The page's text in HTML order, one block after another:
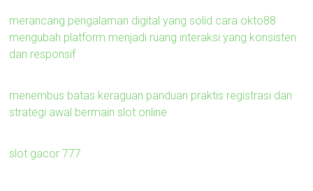
merancang pengalaman digital yang solid cara okto88
mengubah platform menjadi ruang interaksi yang konsisten
dan responsif
menembus batas keraguan panduan praktis registrasi dan
strategi awal bermain slot online
slot gacor 777